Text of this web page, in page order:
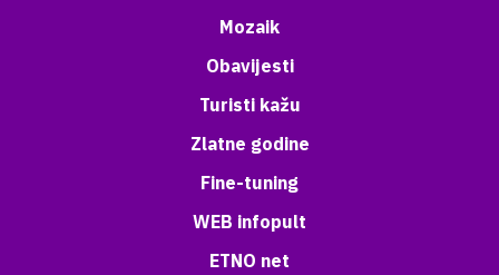
Mozaik
Obavijesti
Turisti kažu
Zlatne godine
Fine-tuning
WEB infopult
ETNO net